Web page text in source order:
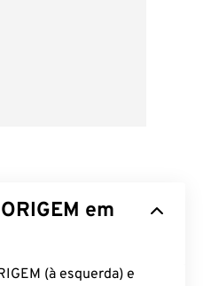
em
(à esquerda) e